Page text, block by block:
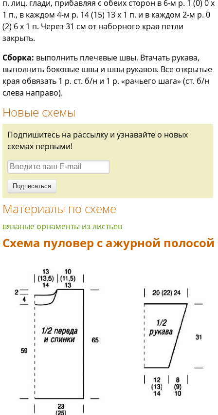
п. лиц. глади, прибавляя с обеих сторон в 6-м р. 1 (0) 0 х
1 п., в каждом 4-м р. 14 (15) 13 х 1 п. и в каждом 2-м р. 0
(2) 6 х 1 п. Через 31 см от наборного края петли
закрыть.
Сборка: выполнить плечевые швы. Втачать рукава,
выполнить боковые швы и швы рукавов. Все открытые
края обвязать 1 р. ст. б/н и 1 р. «рачьего шага» (ст. б/н
слева направо).
Новые схемы
Подпишитесь на рассылку и узнавайте о новых
схемах первыми!
Материалы по схеме
вязаные орнаменты из листьев
Схема пуловер с ажурной полосой